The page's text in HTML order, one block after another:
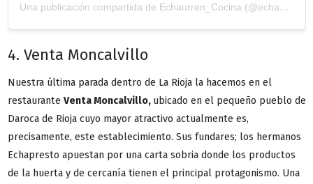
Una publicación compartida de Echaurren_Cocina (@echaurren_cocina)
4. Venta Moncalvillo
Nuestra última parada dentro de La Rioja la hacemos en el
restaurante Venta Moncalvillo, ubicado en el pequeño pueblo de
Daroca de Rioja cuyo mayor atractivo actualmente es,
precisamente, este establecimiento. Sus fundares; los hermanos
Echapresto apuestan por una carta sobria donde los productos
de la huerta y de cercanía tienen el principal protagonismo. Una